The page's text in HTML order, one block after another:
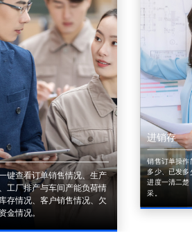
键查看订单销售情况、生产
工厂排产与车间产能负荷情
存情况、客户销售情况、欠
金情况。
进销存
销售订单操作
多少、已发多
进度一清二楚
采。